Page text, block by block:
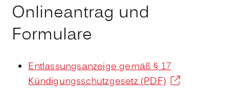
Onlineantrag und
Formulare
Entlassungsanzeige gemäß § 17
Kündigungsschutzgesetz (PDF)